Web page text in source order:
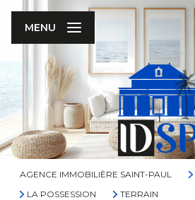
MENU
AGENCE IMMOBILIÈRE SAINT-PAUL
LA POSSESSION
TERRAIN